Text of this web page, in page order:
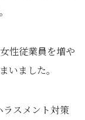
性従業員を増や
いました。
スメント対策